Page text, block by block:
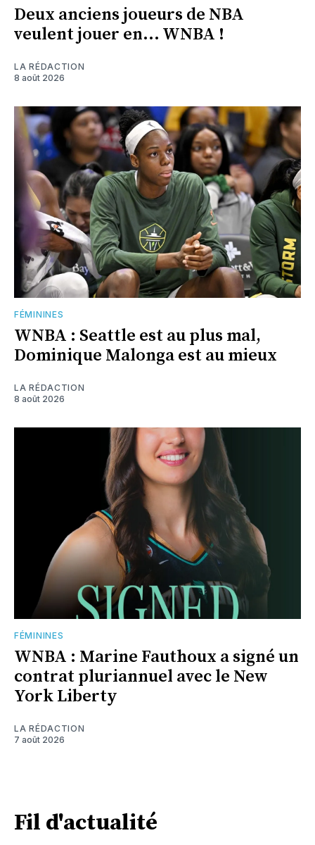
Deux anciens joueurs de NBA
veulent jouer en... WNBA !
LA RÉDACTION
8 août 2026
FÉMININES
WNBA : Seattle est au plus mal,
Dominique Malonga est au mieux
LA RÉDACTION
8 août 2026
FÉMININES
WNBA : Marine Fauthoux a signé un
contrat pluriannuel avec le New
York Liberty
LA RÉDACTION
7 août 2026
Fil d'actualité